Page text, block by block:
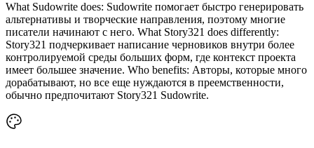
What Sudowrite does: Sudowrite помогает быстро генерировать
альтернативы и творческие направления, поэтому многие
писатели начинают с него. What Story321 does differently:
Story321 подчеркивает написание черновиков внутри более
контролируемой среды больших форм, где контекст проекта
имеет большее значение. Who benefits: Авторы, которые много
дорабатывают, но все еще нуждаются в преемственности,
обычно предпочитают Story321 Sudowrite.